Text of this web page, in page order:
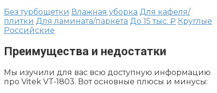
Без турбощетки Влажная уборка Для кафеля/
плитки Для ламината/паркета До 15 тыс. ₽ Круглые
Российские
Преимущества и недостатки
Мы изучили для вас всю доступную информацию
про Vitek VT-1803. Вот основные плюсы и минусы: